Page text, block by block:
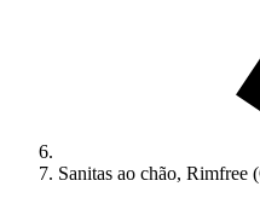
Sanitas ao chão, Rimfree